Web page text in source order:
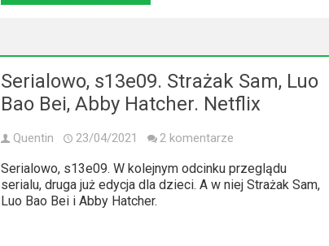
Serialowo, s13e09. Strażak Sam, Luo
Bao Bei, Abby Hatcher. Netflix
Quentin 23/04/2021 2 komentarze
Serialowo, s13e09. W kolejnym odcinku przeglądu
serialu, druga już edycja dla dzieci. A w niej Strażak Sam,
Luo Bao Bei i Abby Hatcher.